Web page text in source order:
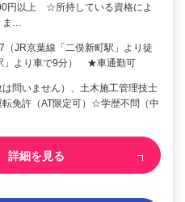
円以上 ☆所持している資格によ
…
JR京葉線「二俣新町駅」より徒
」より車で9分） ★車通勤可
問いません）、土木施工管理技士
免許（AT限定可）☆学歴不問（中
詳細を見る